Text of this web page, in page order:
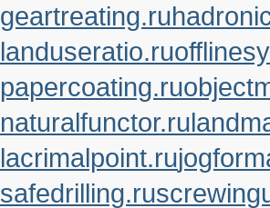
geartreating.ru
landuseratio.ru
papercoating.ru
naturalfunctor.ru
lacrimalpoint.ru
safedrilling.ru